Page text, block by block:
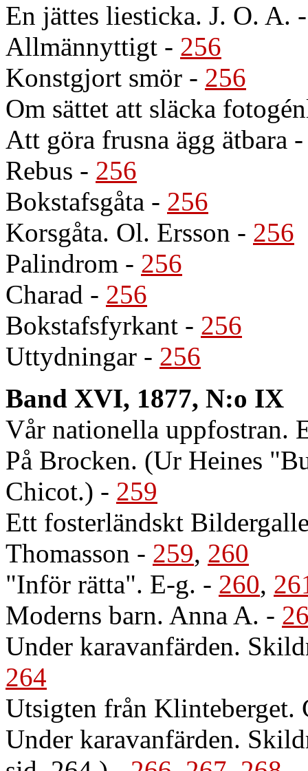
En jättes liesticka. J. O. A.
Allmännyttigt - 256
Konstgjort smör - 256
Om sättet att släcka
Att göra frusna ägg ätbara
Rebus - 256
Bokstafsgåta - 256
Korsgåta. Ol. Ersson - 256
Palindrom - 256
Charad - 256
Bokstafsfyrkant - 256
Uttydningar - 256
Band XVI, 1877, N:o IX
Vår nationella uppfostran.
På Brocken. (Ur Heines
Chicot.) - 259
Ett fosterländskt
Thomasson - 259, 260
"Inför rätta". E-g. - 260,
Moderns barn. Anna A. -
Under karavanfärden.
264
Utsigten från Klinteberget.
Under karavanfärden.